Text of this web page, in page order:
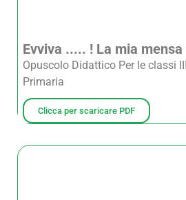
Evviva ..... ! La mia mensa
Opuscolo Didattico Per le classi
Primaria
Clicca per scaricare PDF